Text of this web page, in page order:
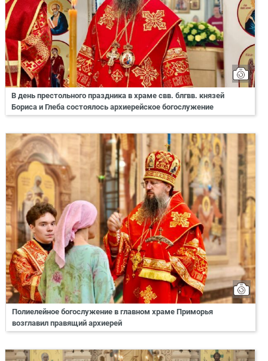
В день престольного праздника в храме свв. блгвв. князей
Бориса и Глеба состоялось архиерейское богослужение
Полиелейное богослужение в главном храме Приморья
возглавил правящий архиерей